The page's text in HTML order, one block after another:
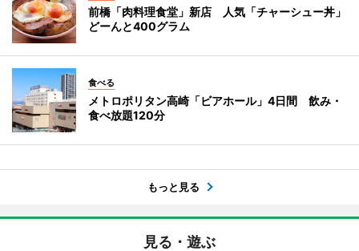
前橋「肉料理食堂」新店 人気「チャーシュー丼」
どーんと400グラム
食べる
メトロポリタン高崎「ビアホール」4日間 飲み・
食べ放題120分
もっと見る
見る・遊ぶ